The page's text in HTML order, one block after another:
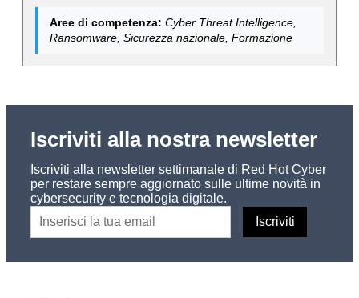
Aree di competenza: Cyber Threat Intelligence,
Ransomware, Sicurezza nazionale, Formazione
Iscriviti alla nostra newsletter
Iscriviti alla newsletter settimanale di Red Hot Cyber
per restare sempre aggiornato sulle ultime novità in
cybersecurity e tecnologia digitale.